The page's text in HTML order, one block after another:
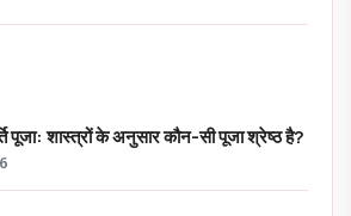
पूजा: शास्त्रों के अनुसार कौन-सी पूजा श्रेष्ठ है?